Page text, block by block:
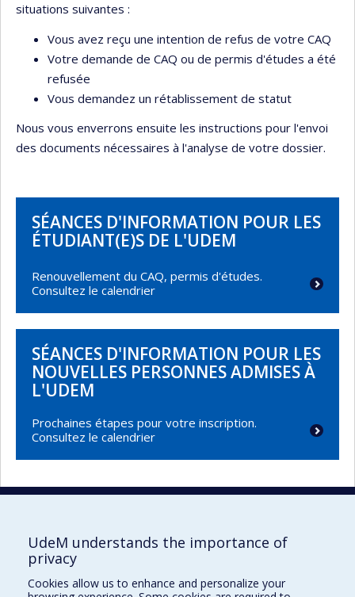
situations suivantes :
Vous avez reçu une intention de refus de votre CAQ
Votre demande de CAQ ou de permis d'études a été
refusée
Vous demandez un rétablissement de statut
Nous vous enverrons ensuite les instructions pour l'envoi
des documents nécessaires à l'analyse de votre dossier.
SÉANCES D'INFORMATION POUR LES
ÉTUDIANT(E)S DE L'UDEM
Renouvellement du CAQ, permis d'études.
Consultez le calendrier
SÉANCES D'INFORMATION POUR LES
NOUVELLES PERSONNES ADMISES À
L'UDEM
Prochaines étapes pour votre inscription.
Consultez le calendrier
UdeM international
3744, rue Jean-Brillant
Bureau 581, 5e étage
UdeM understands the importance of
privacy
Cookies allow us to enhance and personalize your